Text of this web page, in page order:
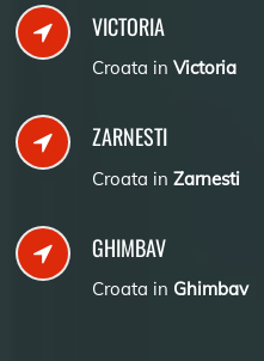
VICTORIA
Croata in Victoria
ZARNESTI
Croata in Zarnesti
GHIMBAV
Croata in Ghimbav